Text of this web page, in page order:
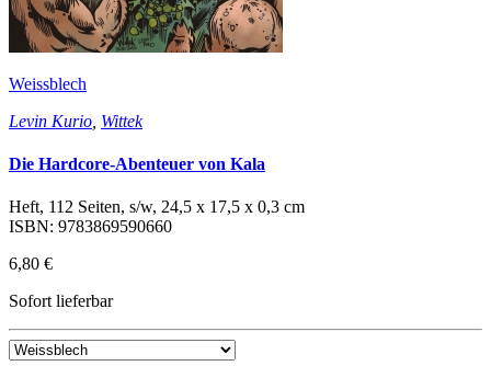
Weissblech
Levin Kurio Wittek
Die Hardcore-Abenteuer von Kala
Heft, 112 Seiten, s/w, 24,5 x 17,5 x 0,3 cm
ISBN: 9783869590660
6,80 €
Sofort lieferbar